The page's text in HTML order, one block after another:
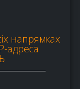
напрямках
адреса